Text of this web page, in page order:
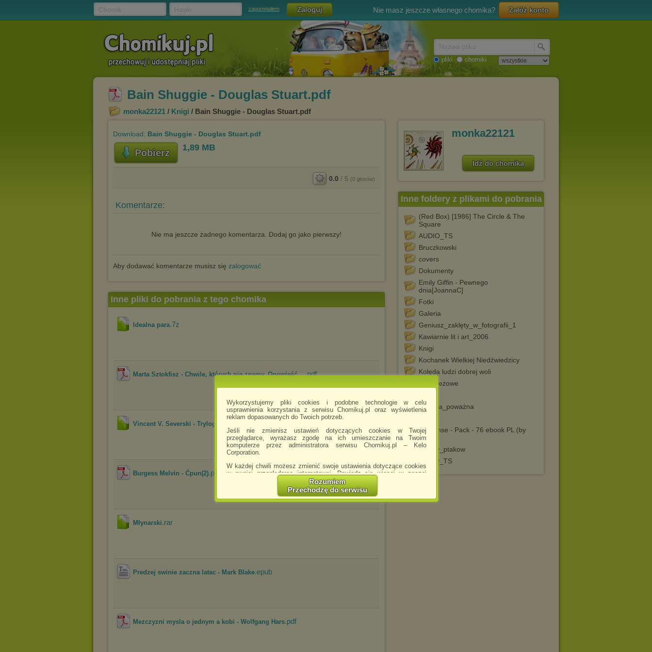
Wykorzystujemy pliki cookies i podobne technologie w celu
usprawnienia korzystania z serwisu Chomikuj.pl oraz wyświetlenia
reklam dopasowanych do Twoich potrzeb.
Jeśli nie zmienisz ustawień dotyczących cookies w Twojej
przeglądarce, wyrażasz zgodę na ich umieszczanie na Twoim
komputerze przez administratora serwisu Chomikuj.pl – Kelo
Corporation.
W każdej chwili możesz zmienić swoje ustawienia dotyczące cookies
w swojej przeglądarce internetowej. Dowiedz się więcej w naszej
http://chomikuj.pl/PolitykaPrywatnosci.aspx
Jednocześnie informujemy że zmiana ustawień przeglądarki może
spowodować ograniczenie korzystania ze strony Chomikuj.pl.
będzie dopasowana do Twoich preferencji, a będzie to reklama
internetowej.
Rozumiem
Przechodzę do serwisu
zapomniałem Nie masz jeszcze własnego chomika? Załóż konto
pliki chomiki
Bain Shuggie - Douglas Stuart.pdf
monka22121 / Knigi / Bain Shuggie - Douglas Stuart.pdf
Download: Bain Shuggie - Douglas Stuart.pdf
Pobierz 1,89 MB
0.0 / 5 (0 głosów)
Komentarze:
Nie ma jeszcze żadnego komentarza. Dodaj go jako pierwszy!
Aby dodawać komentarze musisz się zalogować
monka22121
Idź do chomika
Inne foldery z plikami do pobrania
(Red Box) [1986] The Circle & The
Square
AUDIO_TS
Bruczkowski
covers
Dokumenty
Emily Giffin - Pewnego
dnia[JoannaC]
Fotki
Galeria
Geniusz_zaklęty_w_fotografii_1
Kawiarnie lit i art_2006
Knigi
Kochanek Wielkiej Niedźwiedzicy
Kolęda ludzi dobrej woli
Młodzieżowe
Muzyka_poważna
Romanse - Pack - 76 ebook PL (by
m76)
spiewy_ptakow
VIDEO_TS
Inne pliki do pobrania z tego chomika
Idealna para.7z
Marta Sztokfisz - Chwile, których nie znamy. Opowieść ....pdf
Vincent V. Severski - Trylogia (epub, mobi)
Burgess Melvin - Ćpun(2).pdf
Młynarski.rar
Predzej swinie zaczna latac - Mark Blake.epub
Mezczyzni mysla o jednym a kobi - Wolfgang Hars.pdf